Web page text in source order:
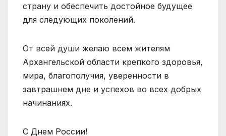
страну и обеспечить достойное будущее
для следующих поколений.
От всей души желаю всем жителям
Архангельской области крепкого здоровья,
мира, благополучия, уверенности в
завтрашнем дне и успехов во всех добрых
начинаниях.
С Днем России!